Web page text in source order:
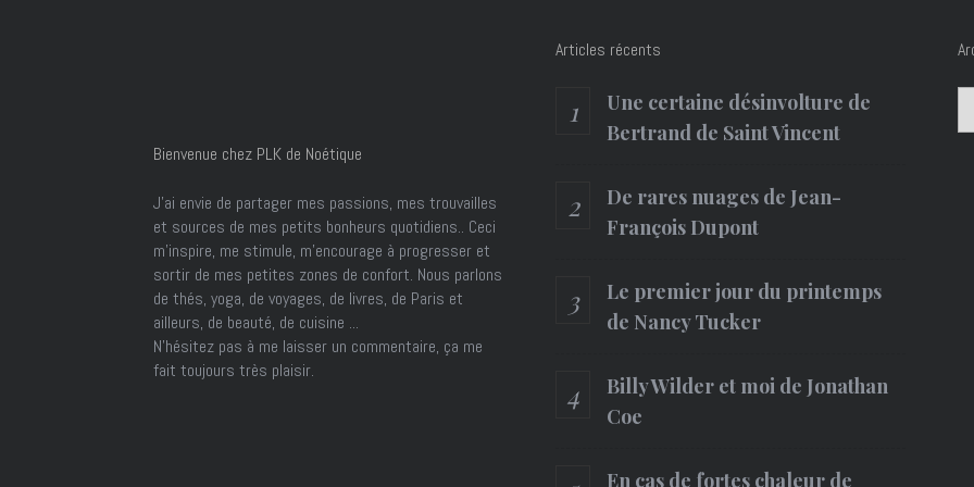
Bienvenue chez PLK de Noétique
J’ai envie de partager mes passions, mes trouvailles
et sources de mes petits bonheurs quotidiens.. Ceci
m'inspire, me stimule, m'encourage à progresser et
sortir de mes petites zones de confort. Nous parlons
de thés, yoga, de voyages, de livres, de Paris et
ailleurs, de beauté, de cuisine ...
N'hésitez pas à me laisser un commentaire, ça me
fait toujours très plaisir.
Articles récents
Une certaine désinvolture de
Bertrand de Saint Vincent
De rares nuages de Jean-
François Dupont
Le premier jour du printemps
de Nancy Tucker
Billy Wilder et moi de Jonathan
Coe
En cas de fortes chaleur de